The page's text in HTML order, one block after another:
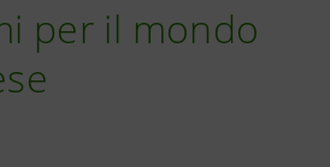
per il mondo